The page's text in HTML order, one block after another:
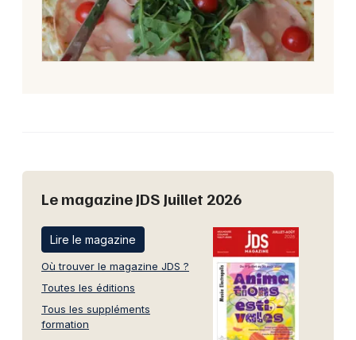
Le magazine JDS Juillet 2026
Lire le magazine
Où trouver le magazine JDS ?
Toutes les éditions
Tous les suppléments
formation